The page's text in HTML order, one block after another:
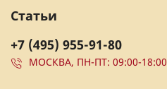
+7 (495) 955-91-80
МОСКВА, ПН-ПТ: 09:00-18:00
Статьи